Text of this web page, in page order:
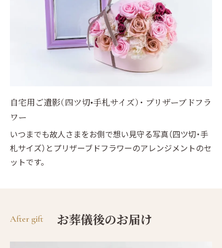
自宅用ご遺影（四ツ切•手札サイズ）・ プリザーブドフラ
ワー
いつまでも故人さまをお側で想い見守る写真（四ツ切・手
札サイズ）とプリザーブドフラワーのアレンジメントのセ
ットです。
After gift お葬儀後のお届け